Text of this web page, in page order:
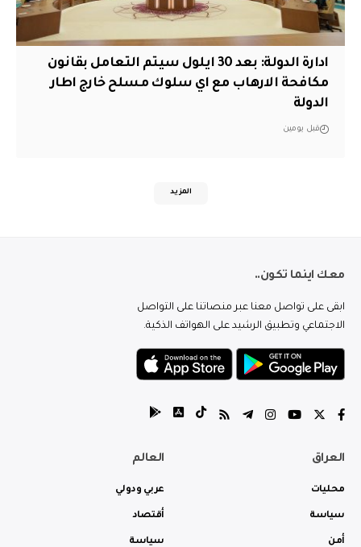
ادارة الدولة: بعد 30 ايلول سيتم التعامل بقانون
مكافحة الارهاب مع اي سلوك مسلح خارج اطار
الدولة
قبل يومين
المزيد
معك اينما تكون..
ابقى على تواصل معنا عبر منصاتنا على التواصل
الاجتماعي وتطبيق الرشيد على الهواتف الذكية.
العراق
محليات
سياسة
أمن
العالم
عربي ودولي
أقتصاد
سياسة